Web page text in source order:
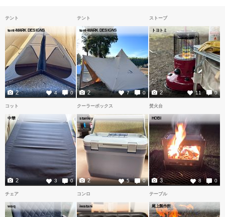
テント
tent-MARK DESIGNS
4 0
2
テント
tent-MARK DESIGNS
7 0
2
ストーブ
トヨトミ
11 0
2
コット
中華
3 0
2
クーラーボックス
stanley
5 0
2
焚火台
HOBI
8 0
3
チェア
waq
コンロ
iwatani
テーブル
尾上製作所